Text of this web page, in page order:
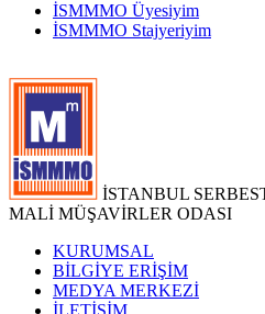
İSMMMO Üyesiyim
İSMMMO Stajyeriyim
İSTANBUL
MALİ MÜŞAVİRLER ODASI
KURUMSAL
BİLGİYE ERİŞİM
MEDYA MERKEZİ
İLETİŞİM